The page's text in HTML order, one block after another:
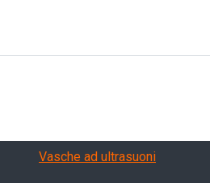
Products
Vasche ad ultrasuoni